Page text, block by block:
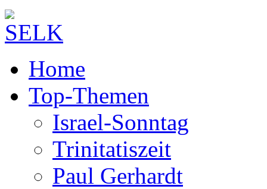
Home
Top-Themen
Israel-Sonntag
Trinitatiszeit
Paul Gerhardt